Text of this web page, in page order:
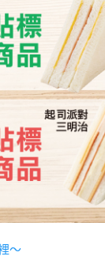
～